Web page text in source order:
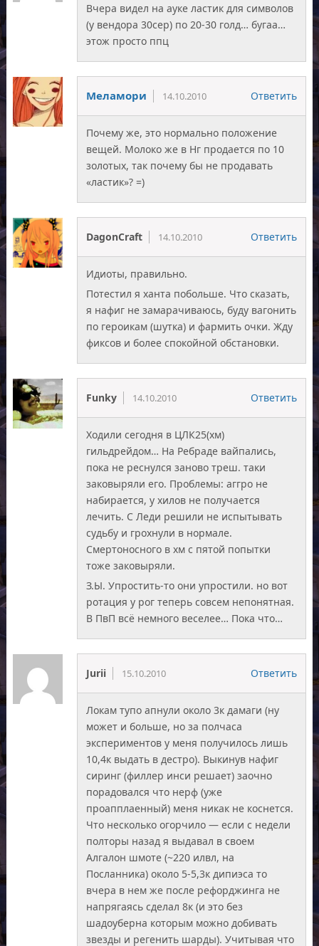
Вчера видел на ауке ластик для символов
(у вендора 30сер) по 20-30 голд… бугаа…
этож просто ппц
Меламори 14.10.2010 Ответить
Почему же, это нормально положение
вещей. Молоко же в Нг продается по 10
золотых, так почему бы не продавать
«ластик»? =)
DagonCraft 14.10.2010 Ответить
Идиоты, правильно.
Потестил я ханта побольше. Что сказать,
я нафиг не замарачиваюсь, буду вагонить
по героикам (шутка) и фармить очки. Жду
фиксов и более спокойной обстановки.
Funky 14.10.2010 Ответить
Ходили сегодня в ЦЛК25(хм)
гильдрейдом… На Ребраде вайпались,
пока не реснулся заново треш. таки
заковыряли его. Проблемы: аггро не
набирается, у хилов не получается
лечить. С Леди решили не испытывать
судьбу и грохнули в нормале.
Смертоносного в хм с пятой попытки
тоже заковыряли.
З.Ы. Упростить-то они упростили. но вот
ротация у рог теперь совсем непонятная.
В ПвП всё немного веселее… Пока что…
Jurii 15.10.2010 Ответить
Локам тупо апнули около 3к дамаги (ну
может и больше, но за полчаса
экспериментов у меня получилось лишь
10,4к выдать в дестро). Выкинув нафиг
сиринг (филлер инси решает) заочно
порадовался что нерф (уже
проапплаенный) меня никак не коснется.
Что несколько огорчило — если с недели
полторы назад я выдавал в своем
Алгалон шмоте (~220 илвл, на
Посланника) около 5-5,3к дипиэса то
вчера в нем же после рефорджинга не
напрягаясь сделал 8к (и это без
шадоуберна которым можно добивать
звезды и регенить шарды). Учитывая что